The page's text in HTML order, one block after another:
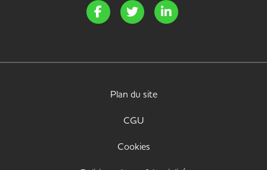
Page Facebook de Handi Energie
Page Twitter de Handi Energie
Plan du site
CGU
Cookies